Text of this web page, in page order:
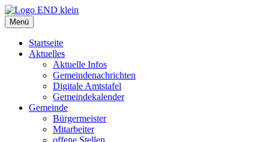
Zum
Inhalt
springen
Menü
Startseite
Aktuelles
Aktuelle Infos
Gemeindenachrichten
Digitale Amtstafel
Gemeindekalender
Gemeinde
Bürgermeister
Mitarbeiter
offene Stellen